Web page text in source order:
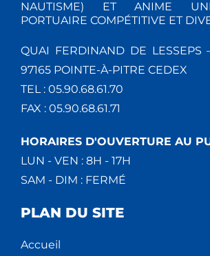
NAUTISME) ET ANIME
PORTUAIRE COMPÉTITIVE ET
QUAI FERDINAND DE LESSEPS
97165 POINTE-À-PITRE CEDEX
TEL : 05.90.68.61.70
FAX : 05.90.68.61.71
HORAIRES D'OUVERTURE AU
LUN - VEN : 8H - 17H
SAM - DIM : FERMÉ
PLAN DU SITE
Accueil